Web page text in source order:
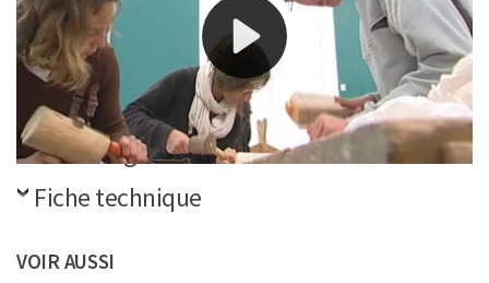
Références
Télécharger la vidéo
Fiche technique
VOIR AUSSI